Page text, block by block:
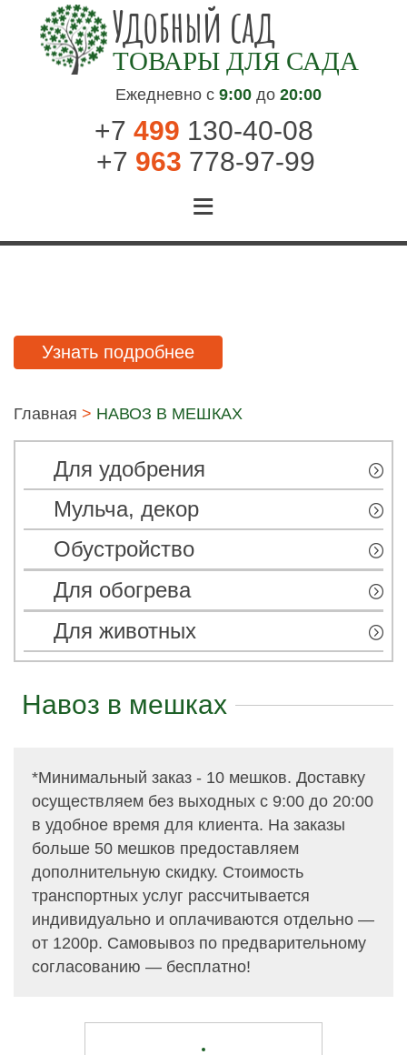
Удобный сад
ТОВАРЫ ДЛЯ САДА
Ежедневно с 9:00 до 20:00
+7 499 130-40-08
+7 963 778-97-99
Узнать подробнее
Главная > НАВОЗ В МЕШКАХ
Для удобрения
Мульча, декор
Обустройство
Для обогрева
Для животных
Навоз в мешках
*Минимальный заказ - 10 мешков. Доставку
осуществляем без выходных с 9:00 до 20:00
в удобное время для клиента. На заказы
больше 50 мешков предоставляем
дополнительную скидку. Стоимость
транспортных услуг рассчитывается
индивидуально и оплачиваются отдельно —
от 1200р. Самовывоз по предварительному
согласованию — бесплатно!